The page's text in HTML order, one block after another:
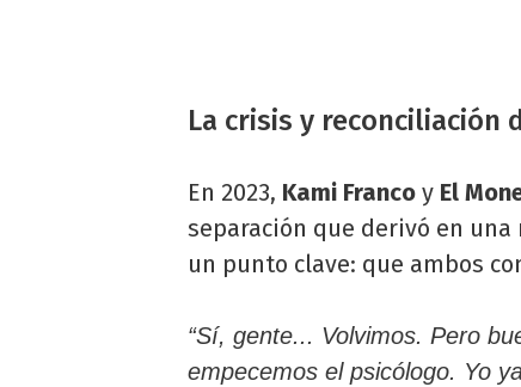
La crisis y reconciliación
En 2023, Kami Franco y El
separación que derivó en
un punto clave: que ambos
“Sí, gente... Volvimos. Pero
empecemos el psicólogo. Yo